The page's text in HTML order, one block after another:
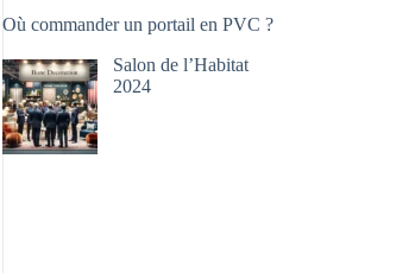
Où commander un portail en PVC ?
Salon de l’Habitat
2024